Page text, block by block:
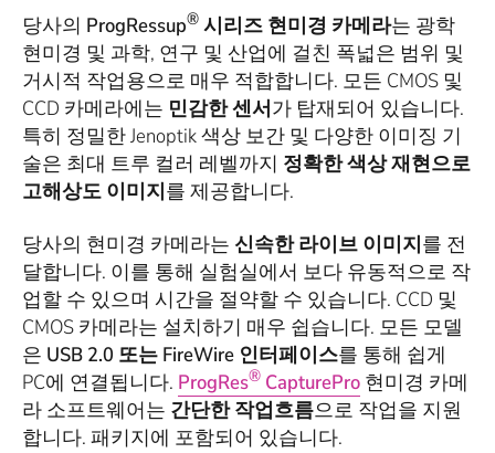
당사의 ProgRessup® 시리즈 현미경 카메라는 광학
현미경 및 과학, 연구 및 산업에 걸친 폭넓은 범위 및
거시적 작업용으로 매우 적합합니다. 모든 CMOS 및
CCD 카메라에는 민감한 센서가 탑재되어 있습니다.
특히 정밀한 Jenoptik 색상 보간 및 다양한 이미징 기
술은 최대 트루 컬러 레벨까지 정확한 색상 재현으로
고해상도 이미지를 제공합니다.
당사의 현미경 카메라는 신속한 라이브 이미지를 전
달합니다. 이를 통해 실험실에서 보다 유동적으로 작
업할 수 있으며 시간을 절약할 수 있습니다. CCD 및
CMOS 카메라는 설치하기 매우 쉽습니다. 모든 모델
은 USB 2.0 또는 FireWire 인터페이스를 통해 쉽게
PC에 연결됩니다. ProgRes® CapturePro 현미경 카메
라 소프트웨어는 간단한 작업흐름으로 작업을 지원
합니다. 패키지에 포함되어 있습니다.